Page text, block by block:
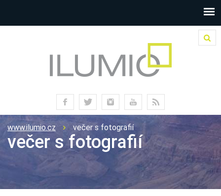
www.ilumio.cz večer s fotografií
večer s fotografií